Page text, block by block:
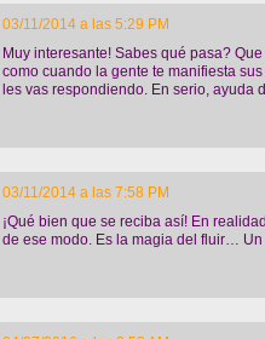
03/11/2014 a las 5:29 PM
Muy interesante! Sabes qué pasa?
como cuando la gente te manifiesta
les vas respondiendo. En serio, ayuda
03/11/2014 a las 7:58 PM
¡Qué bien que se reciba así! En
de ese modo. Es la magia del fluir…